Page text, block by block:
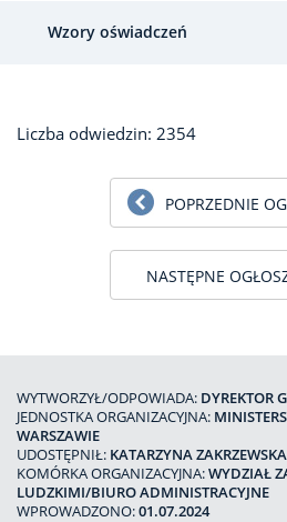
Wzory oświadczeń
Liczba odwiedzin: 2354
POPRZEDNIE
NASTĘPNE
WYTWORZYŁ/ODPOWIADA: DYREKTOR
JEDNOSTKA ORGANIZACYJNA:
WARSZAWIE
UDOSTĘPNIŁ: KATARZYNA ZAKRZEWSKA
KOMÓRKA ORGANIZACYJNA:WYDZIAŁ
LUDZKIMI/BIURO ADMINISTRACYJNE
WPROWADZONO:01.07.2024